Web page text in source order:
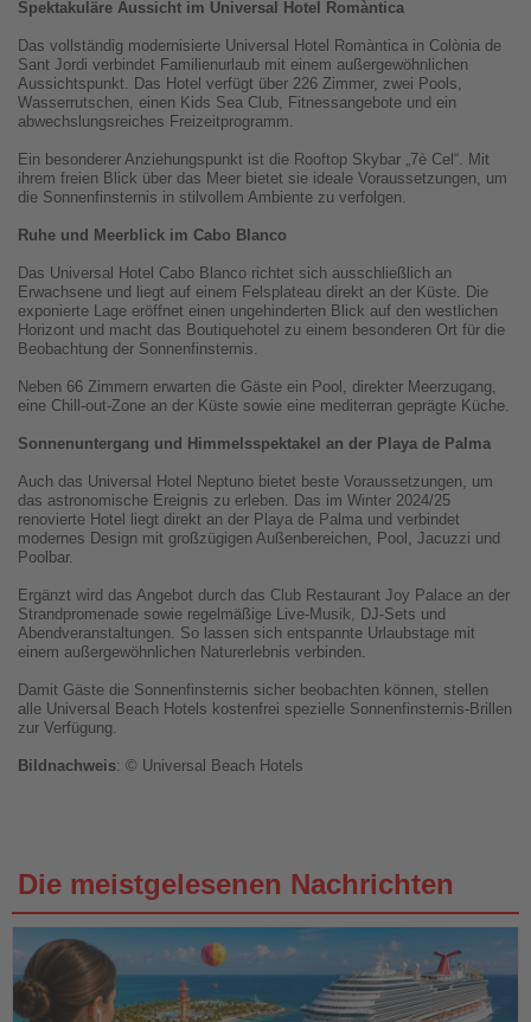
Spektakuläre Aussicht im Universal Hotel Romàntica
Das vollständig modernisierte Universal Hotel Romàntica in Colònia de
Sant Jordi verbindet Familienurlaub mit einem außergewöhnlichen
Aussichtspunkt. Das Hotel verfügt über 226 Zimmer, zwei Pools,
Wasserrutschen, einen Kids Sea Club, Fitnessangebote und ein
abwechslungsreiches Freizeitprogramm.
Ein besonderer Anziehungspunkt ist die Rooftop Skybar „7è Cel“. Mit
ihrem freien Blick über das Meer bietet sie ideale Voraussetzungen, um
die Sonnenfinsternis in stilvollem Ambiente zu verfolgen.
Ruhe und Meerblick im Cabo Blanco
Das Universal Hotel Cabo Blanco richtet sich ausschließlich an
Erwachsene und liegt auf einem Felsplateau direkt an der Küste. Die
exponierte Lage eröffnet einen ungehinderten Blick auf den westlichen
Horizont und macht das Boutiquehotel zu einem besonderen Ort für die
Beobachtung der Sonnenfinsternis.
Neben 66 Zimmern erwarten die Gäste ein Pool, direkter Meerzugang,
eine Chill-out-Zone an der Küste sowie eine mediterran geprägte Küche.
Sonnenuntergang und Himmelsspektakel an der Playa de Palma
Auch das Universal Hotel Neptuno bietet beste Voraussetzungen, um
das astronomische Ereignis zu erleben. Das im Winter 2024/25
renovierte Hotel liegt direkt an der Playa de Palma und verbindet
modernes Design mit großzügigen Außenbereichen, Pool, Jacuzzi und
Poolbar.
Ergänzt wird das Angebot durch das Club Restaurant Joy Palace an der
Strandpromenade sowie regelmäßige Live-Musik, DJ-Sets und
Abendveranstaltungen. So lassen sich entspannte Urlaubstage mit
einem außergewöhnlichen Naturerlebnis verbinden.
Damit Gäste die Sonnenfinsternis sicher beobachten können, stellen
alle Universal Beach Hotels kostenfrei spezielle Sonnenfinsternis-Brillen
zur Verfügung.
Bildnachweis: © Universal Beach Hotels
Die meistgelesenen Nachrichten